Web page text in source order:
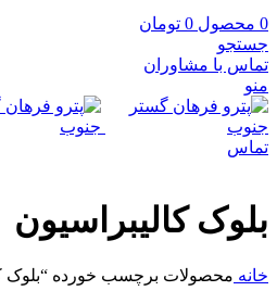
0 محصول 0 تومان
جستجو
تماس با مشاوران
منو
تماس
بلوک کالیبراسیون
خانه محصولات برچسب خورده “بلوک